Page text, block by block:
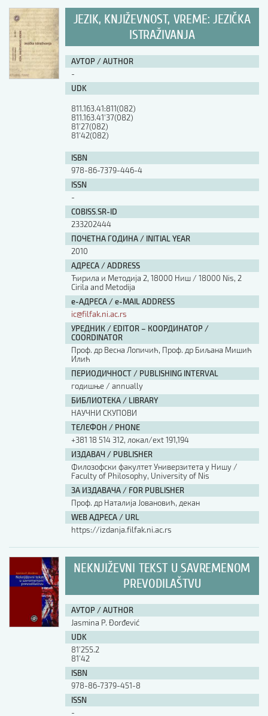
JEZIK, KNJIŽEVNOST, VREME: JEZIČKA
ISTRAŽIVANJA
АУТОР / AUTHOR
-
UDK
811.163.41:811(082)
811.163.41'37(082)
81'27(082)
81'42(082)
ISBN
978-86-7379-446-4
ISSN
-
COBISS.SR-ID
233202444
ПОЧЕТНА ГОДИНА / INITIAL YEAR
2010
АДРЕСА / ADDRESS
Ћирила и Методија 2, 18000 Ниш / 18000 Nis, 2
Cirila and Metodija
е-АДРЕСА / e-MAIL ADDRESS
ic@filfak.ni.ac.rs
УРЕДНИК / EDITOR – КООРДИНАТОР /
COORDINATOR
Проф. др Весна Лопичић, Проф. др Биљана Мишић
Илић
ПЕРИОДИЧНОСТ / PUBLISHING INTERVAL
годишње / annually
БИБЛИОТЕКА / LIBRARY
НАУЧНИ СКУПОВИ
ТЕЛЕФОН / PHONE
+381 18 514 312, локал/ext 191,194
ИЗДАВАЧ / PUBLISHER
Филозофски факултет Универзитета у Нишу /
Faculty of Philosophy, University of Nis
ЗА ИЗДАВАЧА / FOR PUBLISHER
Проф. др Наталија Јовановић, декан
WEB АДРЕСА / URL
https://izdanja.filfak.ni.ac.rs
NEKNJIŽEVNI TEKST U SAVREMENOM
PREVODILAŠTVU
АУТОР / AUTHOR
Jasmina P. Đorđević
UDK
81’255.2
81’42
ISBN
978-86-7379-451-8
ISSN
-